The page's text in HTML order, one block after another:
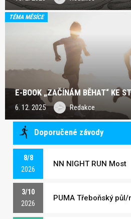
TÉMA MĚSÍCE
E-BOOK „ZAČÍNÁM BĚHAT“ KE
6. 12. 2025 Redakce
Doporučené závody
8/8
2026
NN NIGHT RUN Most
3/10
2026
PUMA Třeboňský